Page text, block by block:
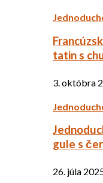
tatin s
3. októbra
gule s
26. júla